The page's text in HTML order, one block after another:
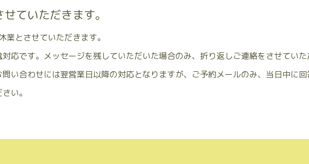
ていただきます。
業とさせていただきます。
応です。メッセージを残していただいた場合のみ、折り返しご連絡をさせていた
い合わせには翌営業日以降の対応となりますが、ご予約メールのみ、当日中に回
い。